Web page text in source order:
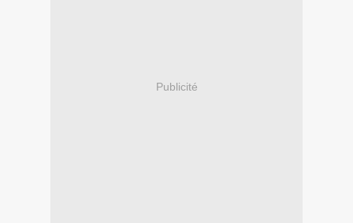
Publicité